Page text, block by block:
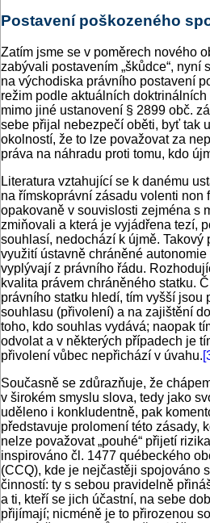
Postavení poškozeného
Zatím jsme se v poměrech nového
zabývali postavením „škůdce“, nyní
na východiska právního postavení
režim podle aktuálních
mimo jiné ustanovení § 2899 obč.
sebe přijal nebezpečí oběti, byť tak
okolností, že to lze považovat za
práva na náhradu proti tomu, kdo
Literatura vztahující se k danému
na římskoprávní zásadu volenti non
opakovaně v souvislosti zejména s
zmiňovali a která je vyjádřena tezí,
souhlasí, nedochází k újmě. Takový
využití ústavně chráněné
vyplývají z právního řádu.
kvalita právem chráněného statku.
právního statku hledí, tím vyšší jsou
souhlasu (přivolení) a na zajištění
toho, kdo souhlas vydává; naopak
odvolat a v některých případech je
přivolení vůbec nepřichází v úvahu.
Současně se zdůrazňuje, že
v širokém smyslu slova, tedy jako
uděleno i konkludentně, pak
představuje prolomení této zásady,
nelze považovat „pouhé“ přijetí
inspirováno čl. 1477 québeckého
(CCQ), kde je nejčastěji spojováno
činností: ty s sebou pravidelně
a ti, kteří se jich účastní, na sebe
přijímají; nicméně je to přirozenou